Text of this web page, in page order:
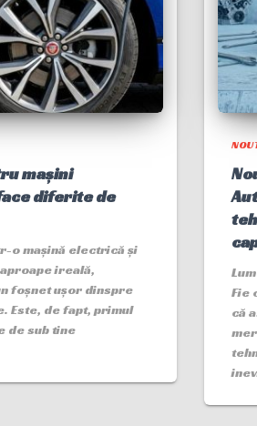
mașini
diferite de
o mașină electrică și
ireală,
foșnet ușor dinspre
Este, de fapt, primul
de sub tine
Fie
că